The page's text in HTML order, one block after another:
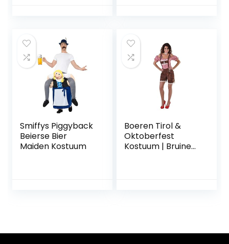
Verkleedkleding
Smiffys Piggyback
Beierse Bier
Maiden Kostuum
Boeren Tirol &
Oktoberfest
Kostuum | Bruine